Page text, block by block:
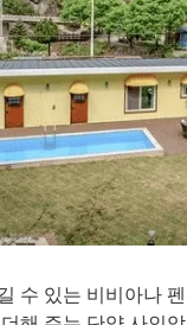
수 있는 비비아나